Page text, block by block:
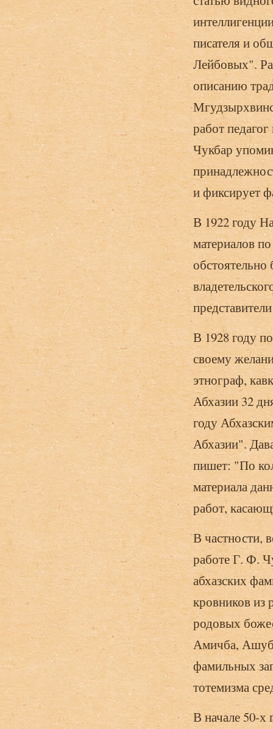
писателя и
Лейбовых".
описанию
работ
Чукбар
и фиксирует
В 1922 году
материалов
В 1928 году
своему
этнограф,
Абхазии 32
году
Абхазии".
пишет: "По
материала
работ,
В частности,
работе Г. Ф.
абхазских
кровников из
родовых
Амичба,
фамильных
тотемизма
В начале 50-х